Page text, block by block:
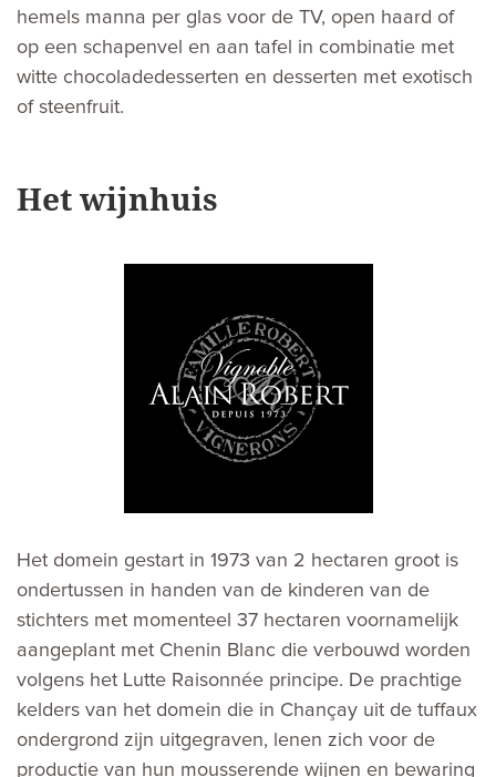
hemels manna per glas voor de TV, open haard of
op een schapenvel en aan tafel in combinatie met
witte chocoladedesserten en desserten met exotisch
of steenfruit.
Het wijnhuis
Het domein gestart in 1973 van 2 hectaren groot is
ondertussen in handen van de kinderen van de
stichters met momenteel 37 hectaren voornamelijk
aangeplant met Chenin Blanc die verbouwd worden
volgens het Lutte Raisonnée principe. De prachtige
kelders van het domein die in Chançay uit de tuffaux
ondergrond zijn uitgegraven, lenen zich voor de
productie van hun mousserende wijnen en bewaring